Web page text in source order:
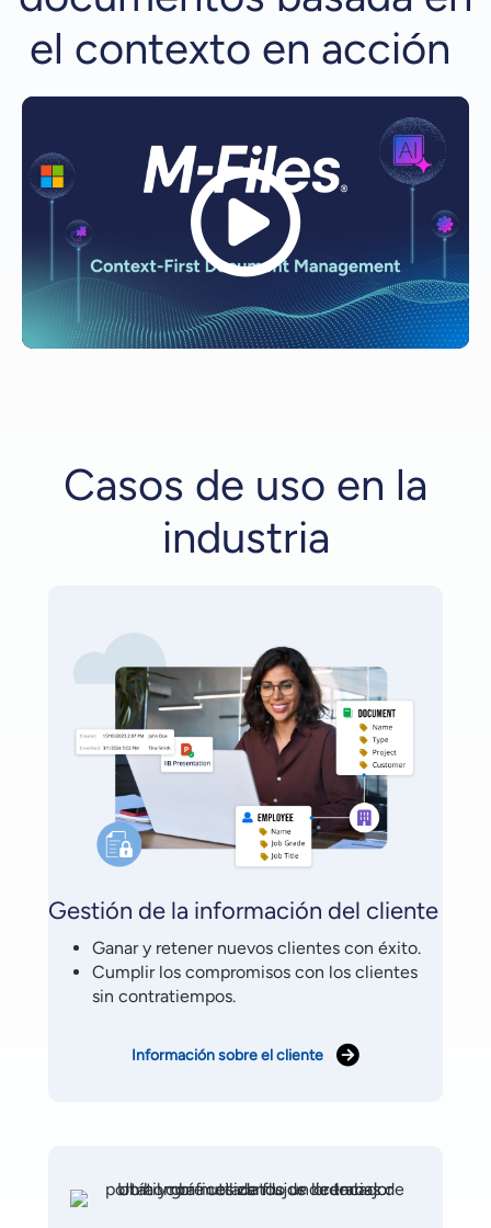
el contexto en acción
Casos de uso en la
industria
Gestión de la información del cliente
Ganar y retener nuevos clientes con éxito.
Cumplir los compromisos con los clientes
sin contratiempos.
Información sobre el cliente